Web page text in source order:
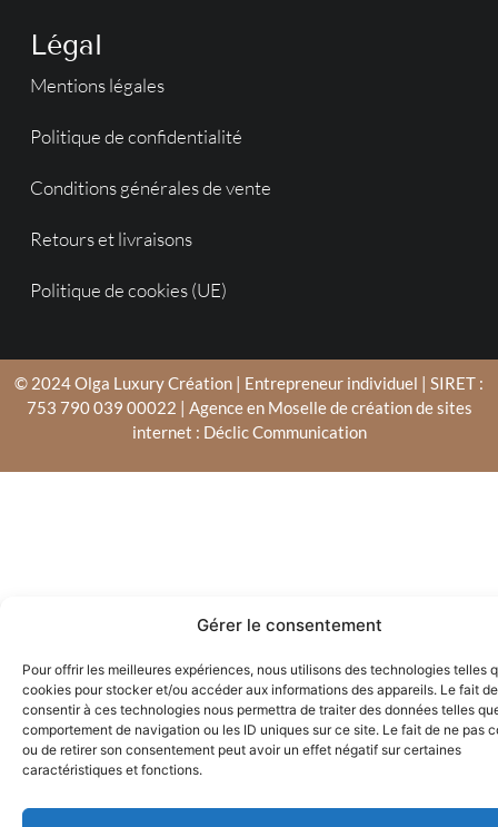
Gérer le consentement
Pour offrir les meilleures expériences, nous utilisons des technologies telles
cookies pour stocker et/ou accéder aux informations des appareils. Le fait de
consentir à ces technologies nous permettra de traiter des données telles
comportement de navigation ou les ID uniques sur ce site. Le fait de ne pas
ou de retirer son consentement peut avoir un effet négatif sur certaines
caractéristiques et fonctions.
Légal
Mentions légales
Politique de confidentialité
Conditions générales de vente
Retours et livraisons
Politique de cookies (UE)
© 2024 Olga Luxury Création | Entrepreneur individuel | SIRET :
753 790 039 00022 | Agence en Moselle de création de sites
internet : Déclic Communication